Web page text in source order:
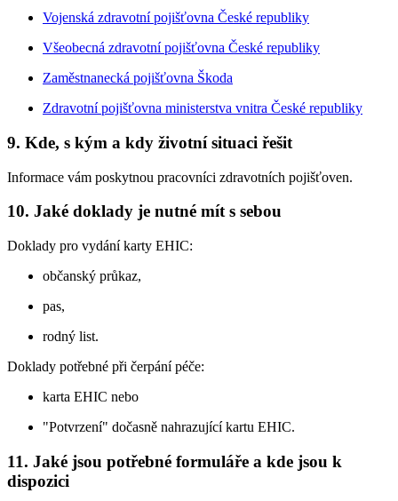
Vojenská zdravotní pojišťovna České republiky
Všeobecná zdravotní pojišťovna České republiky
Zaměstnanecká pojišťovna Škoda
Zdravotní pojišťovna ministerstva vnitra České republiky
9. Kde, s kým a kdy životní situaci řešit
Informace vám poskytnou pracovníci zdravotních pojišťoven.
10. Jaké doklady je nutné mít s sebou
Doklady pro vydání karty EHIC:
občanský průkaz,
pas,
rodný list.
Doklady potřebné při čerpání péče:
karta EHIC nebo
"Potvrzení" dočasně nahrazující kartu EHIC.
11. Jaké jsou potřebné formuláře a kde jsou k
dispozici